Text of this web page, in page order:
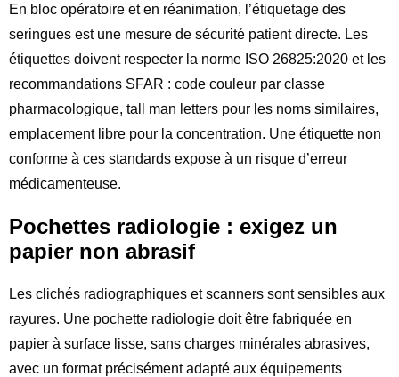
En bloc opératoire et en réanimation, l’étiquetage des
seringues est une mesure de sécurité patient directe. Les
étiquettes doivent respecter la norme ISO 26825:2020 et les
recommandations SFAR : code couleur par classe
pharmacologique, tall man letters pour les noms similaires,
emplacement libre pour la concentration. Une étiquette non
conforme à ces standards expose à un risque d’erreur
médicamenteuse.
Pochettes radiologie : exigez un
papier non abrasif
Les clichés radiographiques et scanners sont sensibles aux
rayures. Une pochette radiologie doit être fabriquée en
papier à surface lisse, sans charges minérales abrasives,
avec un format précisément adapté aux équipements